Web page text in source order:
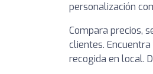
personalización
Compara precios,
clientes.
recogida en local.